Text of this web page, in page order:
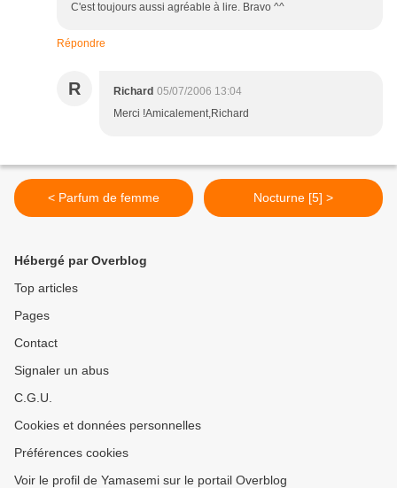
C'est toujours aussi agréable à lire. Bravo ^^
Répondre
R Richard 05/07/2006 13:04
Merci !Amicalement,Richard
< Parfum de femme Nocturne [5] >
Hébergé par Overblog
Top articles
Pages
Contact
Signaler un abus
C.G.U.
Cookies et données personnelles
Préférences cookies
Voir le profil de Yamasemi sur le portail Overblog